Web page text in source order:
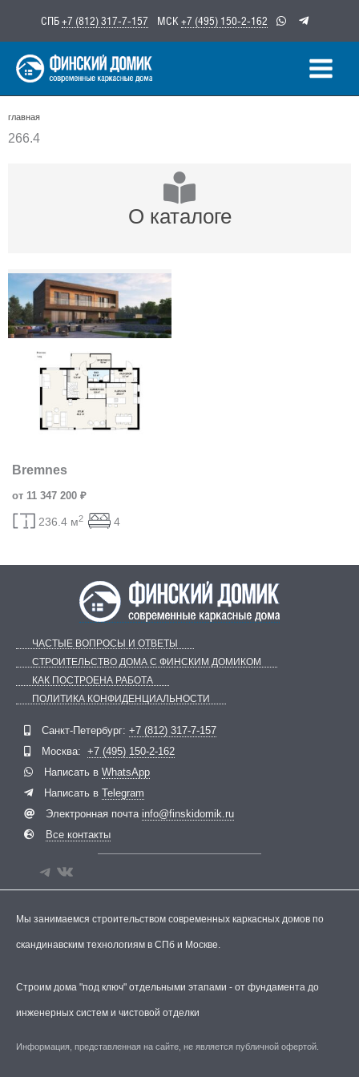
содержимому
СПБ+7 (812) 317-7-157 МСК +7 (495) 150-2-162
главная
266.4
О каталоге
Bremnes
от 11 347 200 ₽
236.4 м2 4
ЧАСТЫЕ ВОПРОСЫ И ОТВЕТЫ
СТРОИТЕЛЬСТВО ДОМА С ФИНСКИМ ДОМИКОМ
КАК ПОСТРОЕНА РАБОТА
ПОЛИТИКА КОНФИДЕНЦИАЛЬНОСТИ
Санкт-Петербург: +7 (812) 317-7-157
Москва: +7 (495) 150-2-162
Написать в WhatsApp
Написать в Telegram
Электронная почта info@finskidomik.ru
Все контакты
Мы занимаемся строительством современных каркасных домов по
скандинавским технологиям в СПб и Москве.
Строим дома "под ключ" отдельными этапами - от фундамента до
инженерных систем и чистовой отделки
Информация, представленная на сайте, не является публичной офертой.